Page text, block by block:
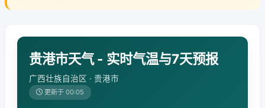
贵港市天气 - 实时气温与7天预报
广西壮族自治区 · 贵港市
更新于 00:05